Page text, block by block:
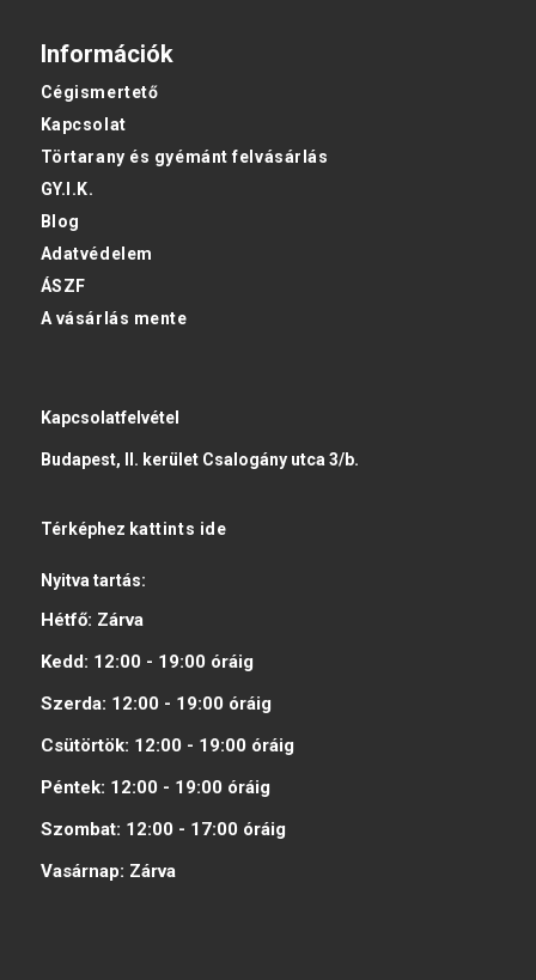
Információk
Cégismertető
Kapcsolat
Törtarany és gyémánt felvásárlás
GY.I.K.
Blog
Adatvédelem
ÁSZF
A vásárlás mente
Kapcsolatfelvétel
Budapest, II. kerület Csalogány utca 3/b.
Térképhez kattints ide
Nyitva tartás:
Hétfő: Zárva
Kedd: 12:00 - 19:00 óráig
Szerda: 12:00 - 19:00 óráig
Csütörtök: 12:00 - 19:00 óráig
Péntek: 12:00 - 19:00 óráig
Szombat: 12:00 - 17:00 óráig
Vasárnap: Zárva